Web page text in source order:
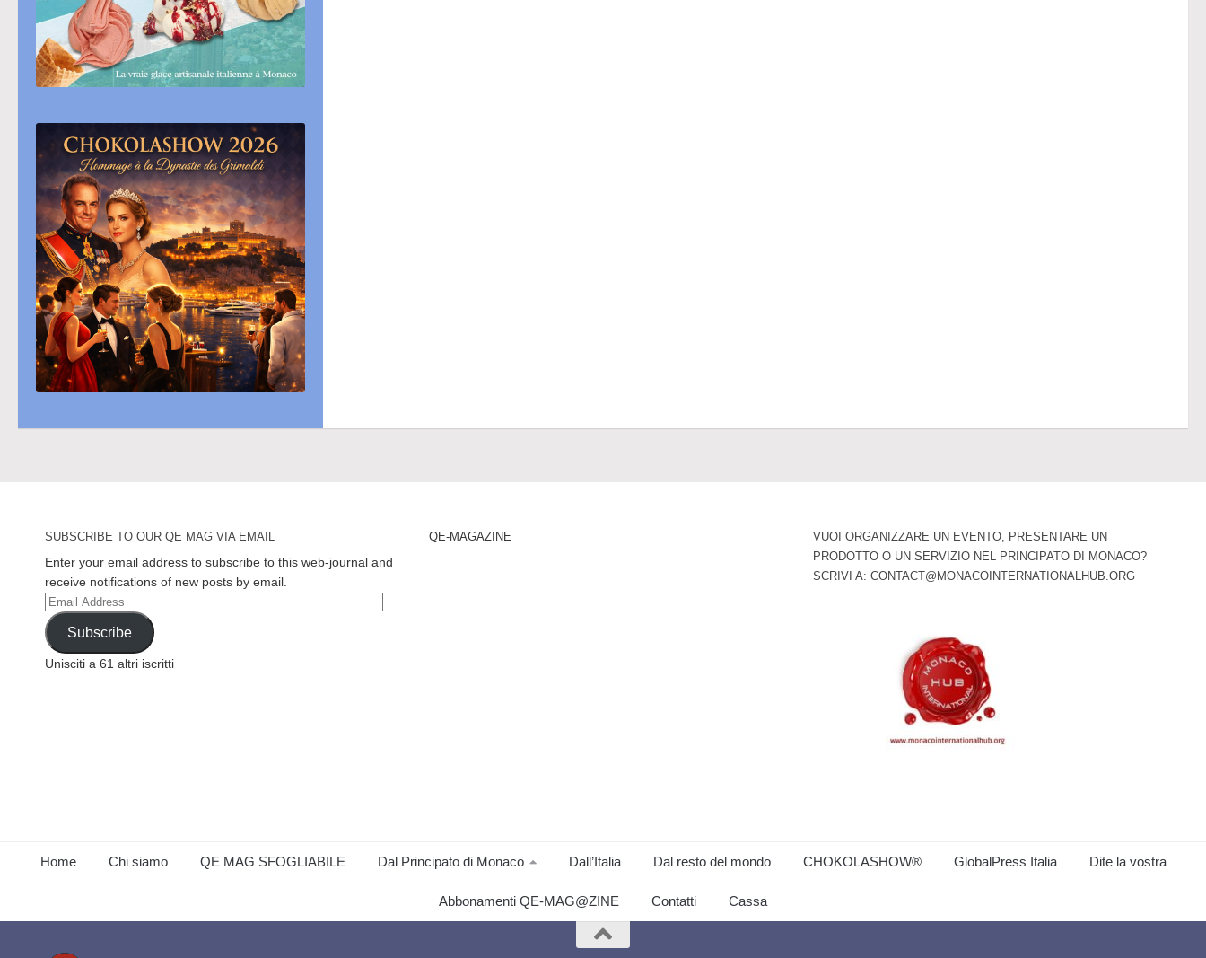
SUBSCRIBE TO OUR QE MAG VIA EMAIL
Enter your email address to subscribe to this web-journal and
receive notifications of new posts by email.
Email
Address
Subscribe
Unisciti a 61 altri iscritti
QE-MAGAZINE
VUOI ORGANIZZARE UN EVENTO, PRESENTARE UN
PRODOTTO O UN SERVIZIO NEL PRINCIPATO DI MONACO?
SCRIVI A: CONTACT@MONACOINTERNATIONALHUB.ORG
Home Chi siamo QE MAG SFOGLIABILE Dal Principato di Monaco Dall’Italia Dal resto del mondo CHOKOLASHOW® GlobalPress Italia Dite la vostra
Abbonamenti QE-MAG@ZINE Contatti Cassa